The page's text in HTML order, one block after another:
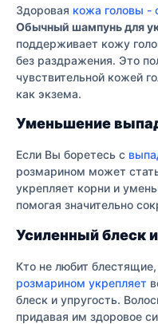
Здоровая кожа головы -
Обычный шампунь для
поддерживает кожу
без раздражения. Это
чувствительной кожей
как экзема.
Уменьшение
Если Вы боретесь с
розмарином может
укрепляет корни и
помогая значительно
Усиленный блеск
Кто не любит
розмарином укрепляет
блеск и упругость.
придавая им здоровое